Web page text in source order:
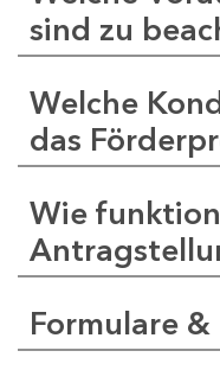
sind zu
Welche
das
Wie
Formulare